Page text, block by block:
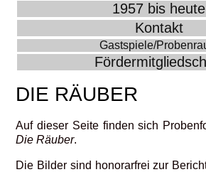
1957 bis heute
Kontakt
Gastspiele/
DIE RÄUBER
Auf dieser Seite finden sich
Die Räuber.
Die Bilder sind honorarfrei zur